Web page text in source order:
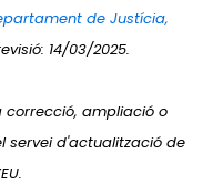
de Justícia,
14/03/2025.
correcció, ampliació o
servei d'actualització de